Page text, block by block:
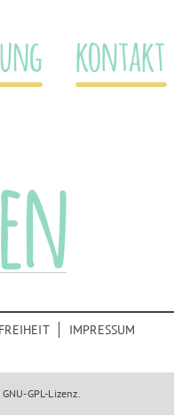
KONTAKT
IMPRESSUM
GNU-GPL-Lizenz.